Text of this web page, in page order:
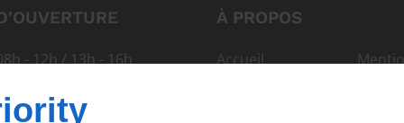
- 12h / 13h - 16h
À PROPOS
Accueil